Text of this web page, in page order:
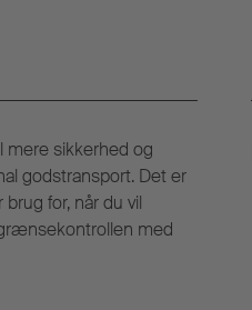
mere sikkerhed og
godstransport. Det er
for, når du vil
med